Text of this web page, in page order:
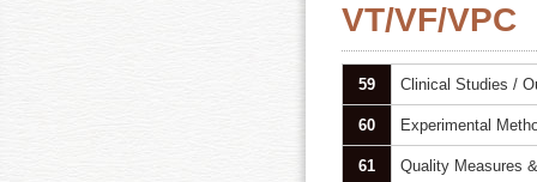
VT/VF/VPC
59 Clinical Studies /
60 Experimental
61 Quality Measures